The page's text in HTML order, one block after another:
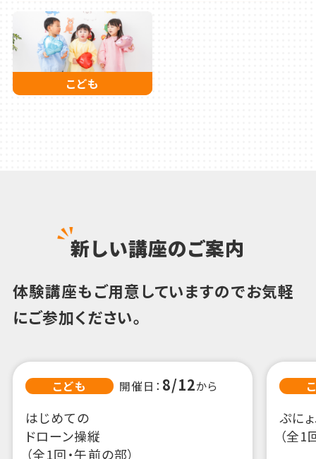
こども
新しい講座のご案内
体験講座もご用意していますのでお気軽
にご参加ください。